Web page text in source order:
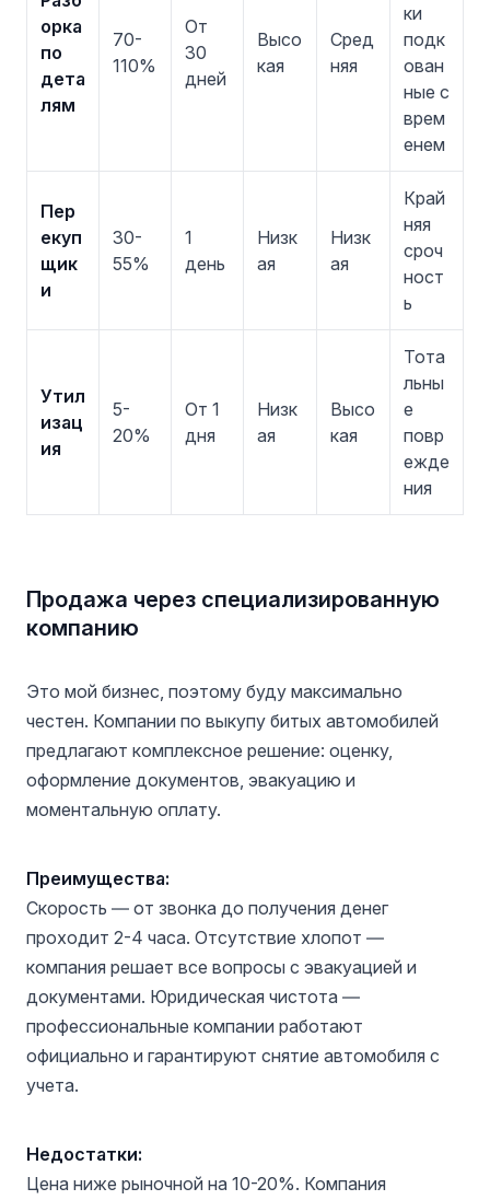
орка
по
дета
лям
70-
110%
От
30
дней
Высо
кая
Сред
няя
ки
подк
ован
ные с
врем
енем
Пер
екуп
щик
и
30-
55%
1
день
Низк
ая
Низк
ая
Край
няя
сроч
ност
ь
Утил
изац
ия
5-
20%
От 1
дня
Низк
ая
Высо
кая
Тота
льны
е
повр
ежде
ния
Продажа через специализированную
компанию
Это мой бизнес, поэтому буду максимально
честен. Компании по выкупу битых автомобилей
предлагают комплексное решение: оценку,
оформление документов, эвакуацию и
моментальную оплату.
Преимущества:
Скорость — от звонка до получения денег
проходит 2-4 часа. Отсутствие хлопот —
компания решает все вопросы с эвакуацией и
документами. Юридическая чистота —
профессиональные компании работают
официально и гарантируют снятие автомобиля с
учета.
Недостатки:
Цена ниже рыночной на 10-20%. Компания